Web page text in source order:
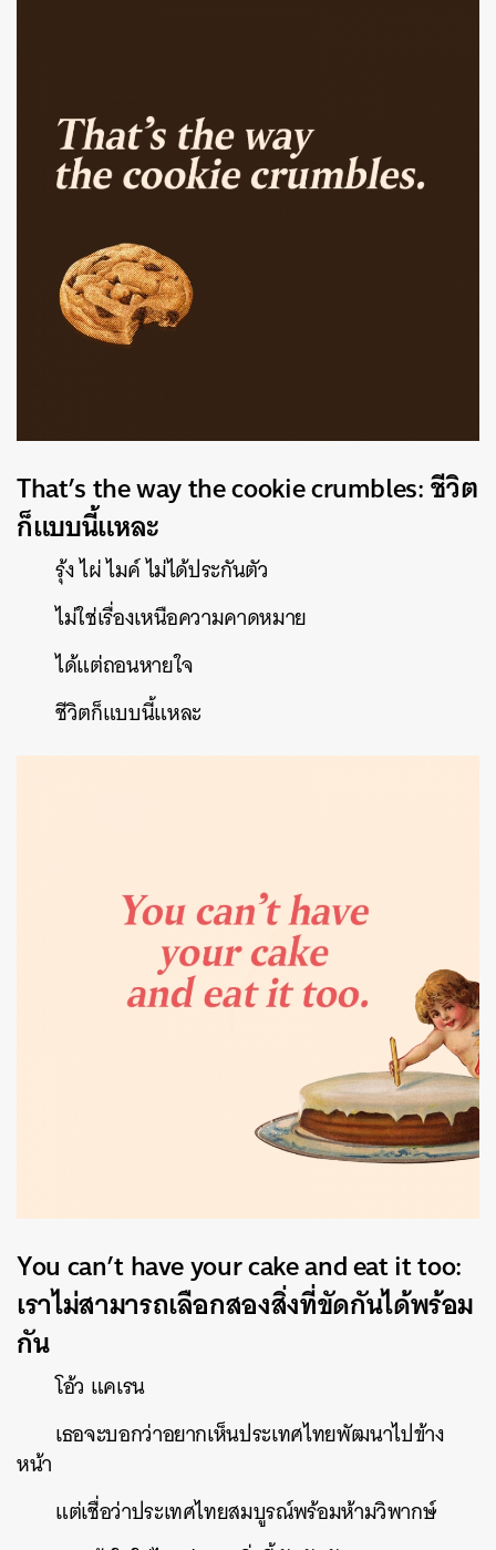
That’s the way the cookie crumbles: ชีวิต
ก็แบบนี้แหละ
รุ้งไผ่ไมค์ไม่ได้ประกันตัว
ไม่ใช่เรื่องเหนือความคาดหมาย
ได้แต่ถอนหายใจ
ชีวิตก็แบบนี้แหละ
You can’t have your cake and eat it too:
เราไม่สามารถเลือกสองสิ่งที่ขัดกันได้พร้อม
กัน
โอ้ว แคเรน
เธอจะบอกว่าอยากเห็นประเทศไทยพัฒนาไปข้าง
หน้า
แต่เชื่อว่าประเทศไทยสมบูรณ์พร้อมห้ามวิพากษ์